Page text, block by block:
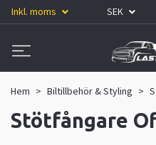
Inkl. moms SEK
Hem Biltillbehör & Styling
Stötfångare